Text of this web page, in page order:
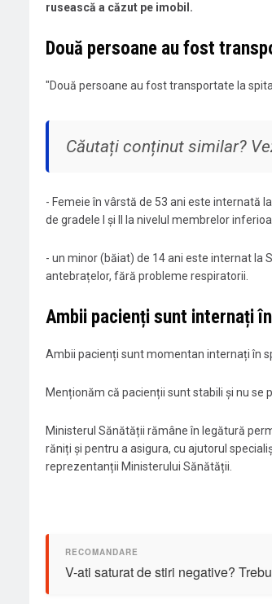
rusească a căzut pe imobil.
​Două persoane au fost
"​Două persoane au fost transportate la
Căutați conținut similar?
- Femeie în vârstă de 53 ani este internată
de gradele I și II la nivelul membrelor
- ​un minor (băiat) de 14 ani este internat la
antebrațelor, fără probleme respiratorii.
​Ambii pacienți sunt internați
​Ambii pacienți sunt momentan internați în
Menționăm că pacienții sunt stabili și nu se
Ministerul Sănătății rămâne în legătură
răniți și pentru a asigura, cu ajutorul
reprezentanții Ministerului Sănătății.
V-ati saturat de stiri negative?